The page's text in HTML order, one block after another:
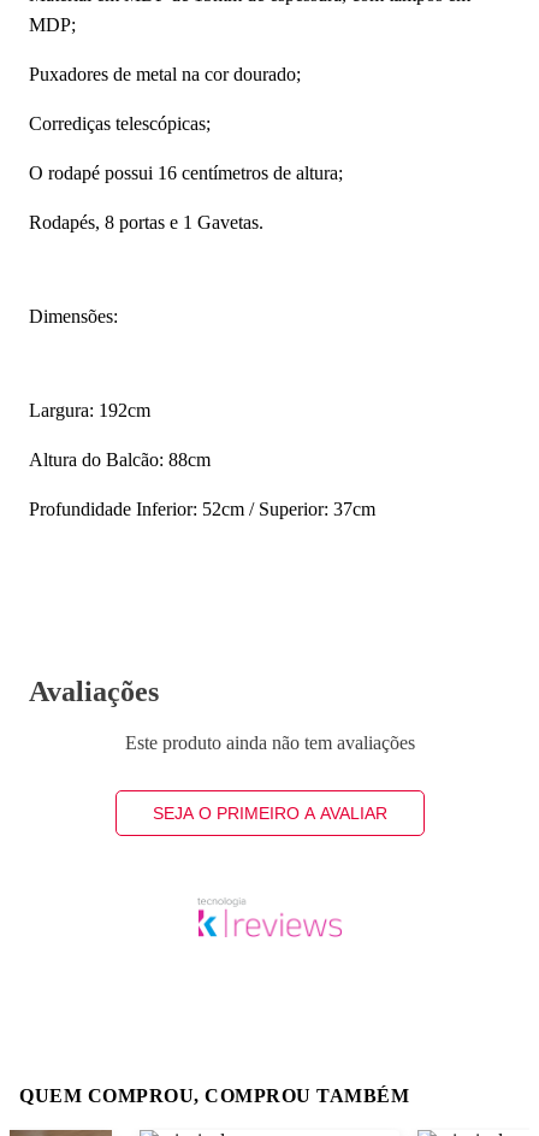
MDP;
Puxadores de metal na cor dourado;
Corrediças telescópicas;
O rodapé possui 16 centímetros de altura;
Rodapés, 8 portas e 1 Gavetas.
Dimensões:
Largura: 192cm
Altura do Balcão: 88cm
Profundidade Inferior: 52cm / Superior: 37cm
Avaliações
Este produto ainda não tem avaliações
SEJA O PRIMEIRO A AVALIAR
QUEM COMPROU, COMPROU TAMBÉM